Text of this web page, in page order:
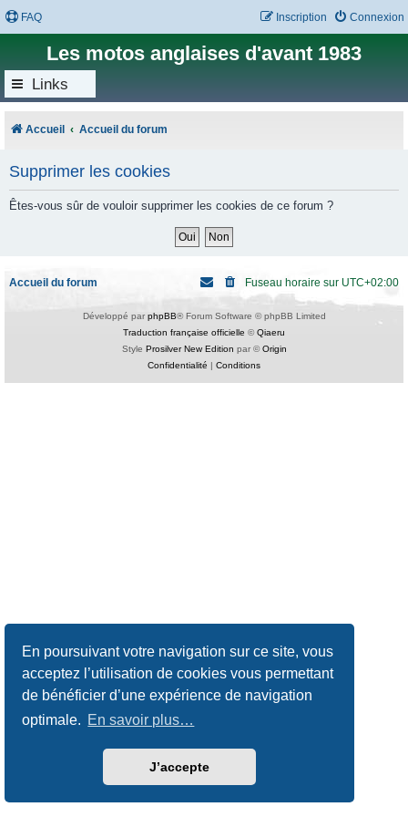
En poursuivant votre navigation sur ce site, vous
acceptez l’utilisation de cookies vous permettant
de bénéficier d’une expérience de navigation
optimale. En savoir plus…
J’accepte
FAQ Connexion
Inscription
Les motos anglaises d'avant 1983
Links
Accueil Accueil du forum
Supprimer les cookies
Êtes-vous sûr de vouloir supprimer les cookies de ce forum ?
Accueil du forum Fuseau horaire sur UTC+02:00
Développé par phpBB® Forum Software © phpBB Limited
Traduction française officielle ©Qiaeru
Style Prosilver New Edition par ©Origin
Confidentialité | Conditions